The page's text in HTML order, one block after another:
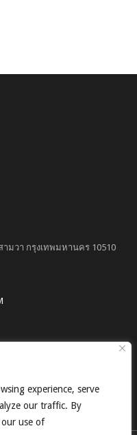
experience, serve
our traffic. By
use of
มวา กรุงเทพมหานคร 10510